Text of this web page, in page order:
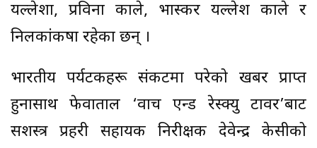
यल्लेशा, प्रविना काले, भास्कर यल्लेश काले र
निलकांकषा रहेका छन् ।
भारतीय पर्यटकहरू संकटमा परेको खबर प्राप्त
हुनासाथ फेवाताल ‘वाच एन्ड रेस्क्यु टावर’बाट
सशस्त्र प्रहरी सहायक निरीक्षक देवेन्द्र केसीको